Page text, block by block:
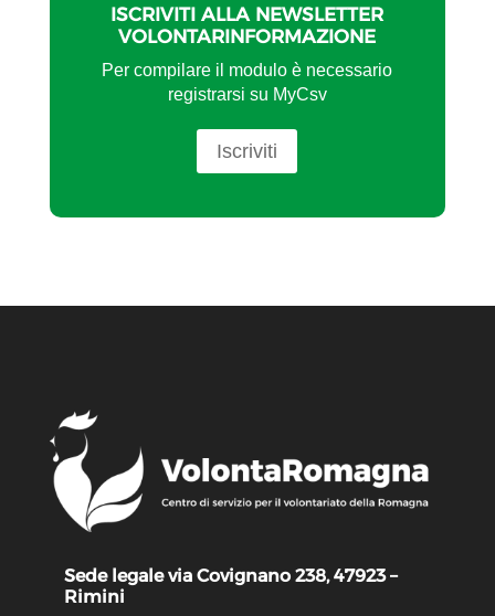
ISCRIVITI ALLA NEWSLETTER
VOLONTARINFORMAZIONE
Per compilare il modulo è necessario
registrarsi su MyCsv
Iscriviti
Sede legale via Covignano 238, 47923 –
Rimini